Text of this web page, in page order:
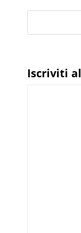
Iscriviti